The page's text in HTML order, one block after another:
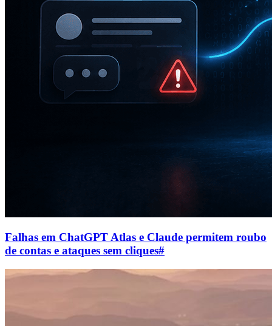
Falhas em ChatGPT Atlas e Claude permitem roubo
de contas e ataques sem cliques#